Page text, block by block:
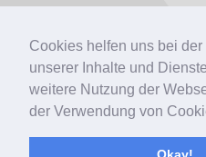
Cookies helfen uns bei
unserer Inhalte und
weitere Nutzung der
der Verwendung von
Copyright